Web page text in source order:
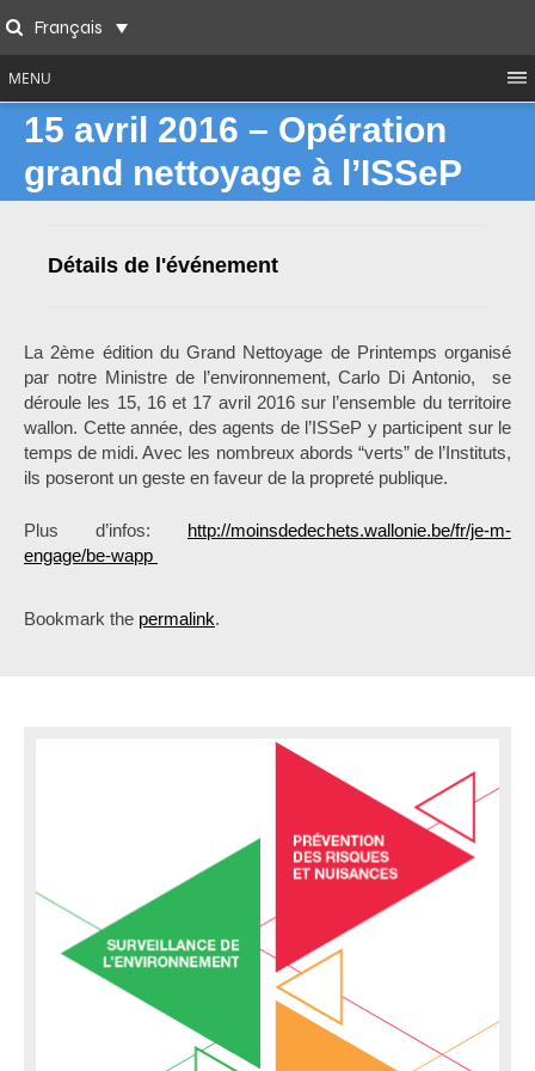
to
content
SearchFrançais
MENU
15 avril 2016 – Opération
grand nettoyage à l’ISSeP
Détails de l'événement
La 2ème édition du Grand Nettoyage de Printemps organisé
par notre Ministre de l’environnement, Carlo Di Antonio, se
déroule les 15, 16 et 17 avril 2016 sur l’ensemble du territoire
wallon. Cette année, des agents de l’ISSeP y participent sur le
temps de midi. Avec les nombreux abords “verts” de l’Instituts,
ils poseront un geste en faveur de la propreté publique.
Plus d’infos: http://moinsdedechets.wallonie.be/fr/je-m-
engage/be-wapp
Bookmark the permalink.
a